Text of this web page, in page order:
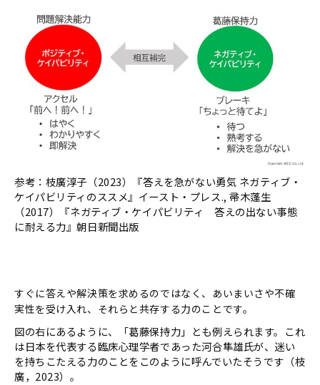
参考：枝廣淳子（2023）『答えを急がない勇気 ネガティブ・
ケイパビリティのススメ』イースト・プレス., 帚木蓬生
（2017）『ネガティブ・ケイパビリティ 答えの出ない事態
に耐える力』朝日新聞出版
すぐに答えや解決策を求めるのではなく、あいまいさや不確
実性を受け入れ、それらと共存する力のことです。
図の右にあるように、「葛藤保持力」とも例えられます。これ
は日本を代表する臨床心理学者であった河合隼雄氏が、迷い
を持ちこたえる力のことをこのように呼んでいたそうです（枝
廣，2023）。